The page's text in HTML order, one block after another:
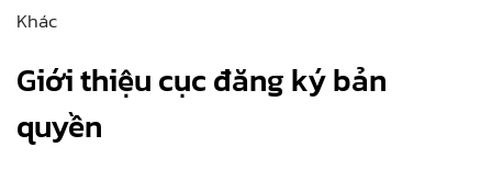
Khác
Giới thiệu cục đăng ký bản
quyền